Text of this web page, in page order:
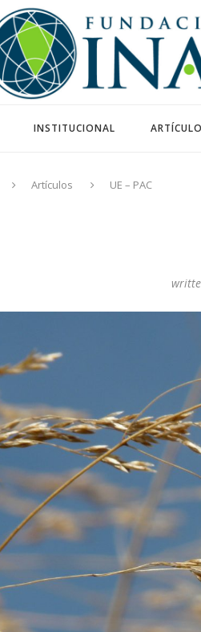
INSTITUCIONAL
Artículos UE – PAC